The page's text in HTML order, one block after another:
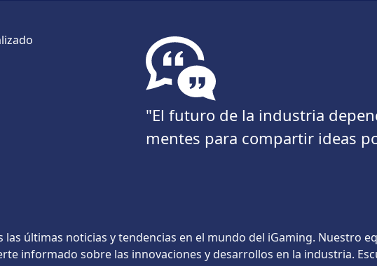
"El futuro de la industria
mentes para compartir ideas
las últimas noticias y tendencias en el mundo del iGaming. Nuestro
informado sobre las innovaciones y desarrollos en la industria.